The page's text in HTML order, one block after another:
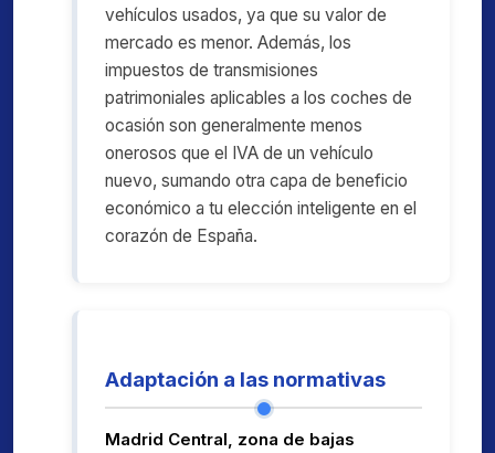
vehículos usados, ya que su valor de
mercado es menor. Además, los
impuestos de transmisiones
patrimoniales aplicables a los coches de
ocasión son generalmente menos
onerosos que el IVA de un vehículo
nuevo, sumando otra capa de beneficio
económico a tu elección inteligente en el
corazón de España.
Adaptación a las normativas
Madrid Central, zona de bajas